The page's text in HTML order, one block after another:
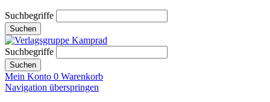
Suchbegriffe
Suchen
Suchbegriffe
Suchen
Mein Konto 0 Warenkorb
Navigation überspringen